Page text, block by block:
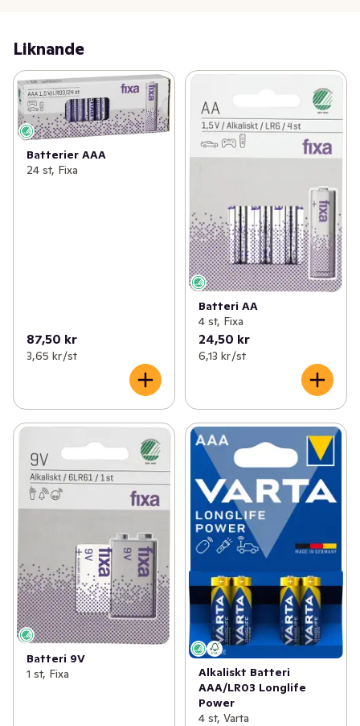
Liknande
Batterier AAA
24 st, Fixa
87,50 kr
3,65 kr /st
Batteri AA
4 st, Fixa
24,50 kr
6,13 kr /st
Batteri 9V
1 st, Fixa
Alkaliskt Batteri
AAA/LR03 Longlife
Power
4 st, Varta